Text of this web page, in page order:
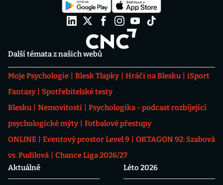
Další témata z našich webů
Moje Psychologie Blesk Tlapky Hráči na Blesku
iSport
Fantasy
Spotřebitelské testy
Blesku
Nemovitosti
Psychologika - podcast rozbíjející
psychologické mýty
Fotbalové přestupy
ONLINE
Eventový prostor Level 9
OKTAGON 92: Szabová
vs. Pudilová
Chance Liga 2026/27
Aktuálně
Léto 2026